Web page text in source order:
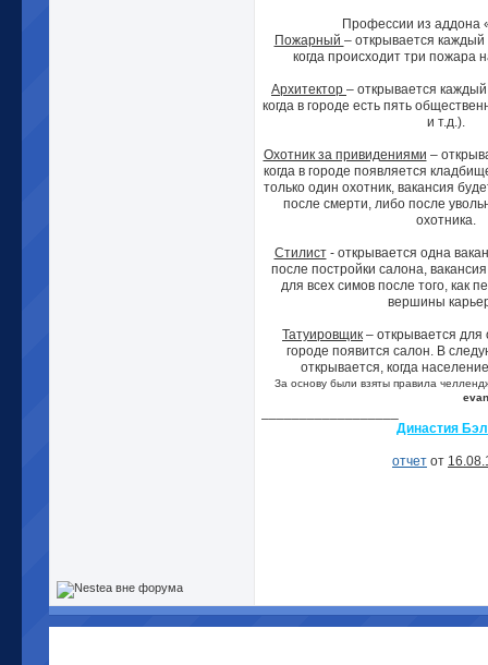
Профессии из аддона
Пожарный – открывается
когда происходит три пожара
Архитектор – открывается
когда в городе есть пять
и т.д.).
Охотник за привидениями –
когда в городе появляется
только один охотник, вакансия
после смерти, либо после
охотника.
Стилист- открывается одна
после постройки салона,
для всех симов после того, как
вершины
Татуировщик – открывается для
городе появится салон. В
открывается, когда
За основу были взяты правила
Династия
отчет от